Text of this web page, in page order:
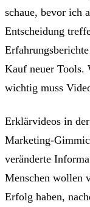
schaue, bevor ich
Entscheidung
Kauf neuer Tools.
wichtig muss
Erklärvideos in
Marketing-
veränderte
Menschen wollen
Erfolg haben,